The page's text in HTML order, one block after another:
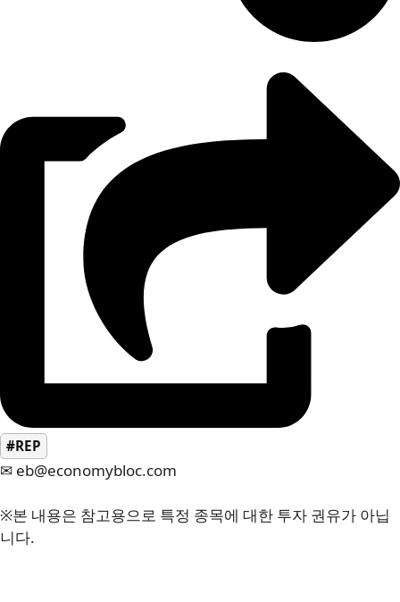
#REP
✉ eb@economybloc.com
※본 내용은 참고용으로 특정 종목에 대한 투자 권유가 아닙
니다.